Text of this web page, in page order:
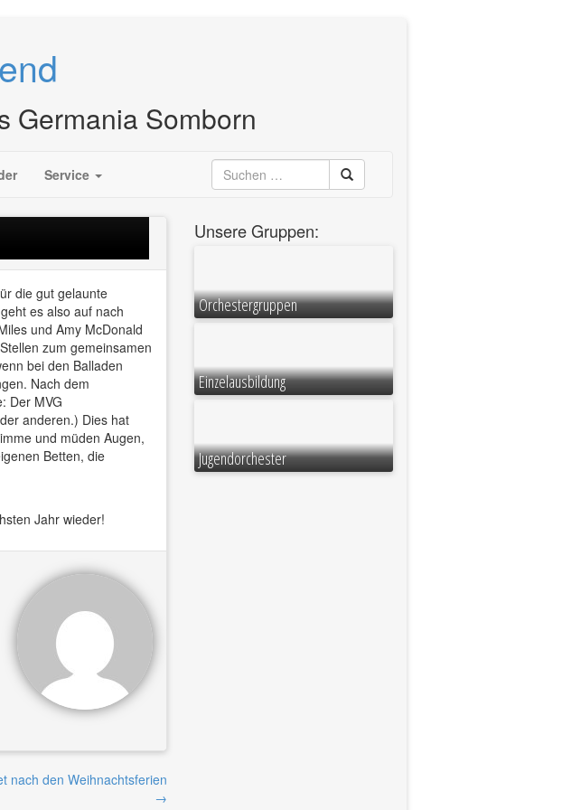
Germania Somborn
Service Suchen
Frankfurt
die gut gelaunte
es also auf nach
und Amy McDonald
zum gemeinsamen
bei den Balladen
Nach dem
Der MVG
anderen.) Dies hat
und müden Augen,
Betten, die
Jahr wieder!
nach den Weihnachtsferien
→
Unsere Gruppen:
Orchestergruppen
Einzelausbildung
Jugendorchester